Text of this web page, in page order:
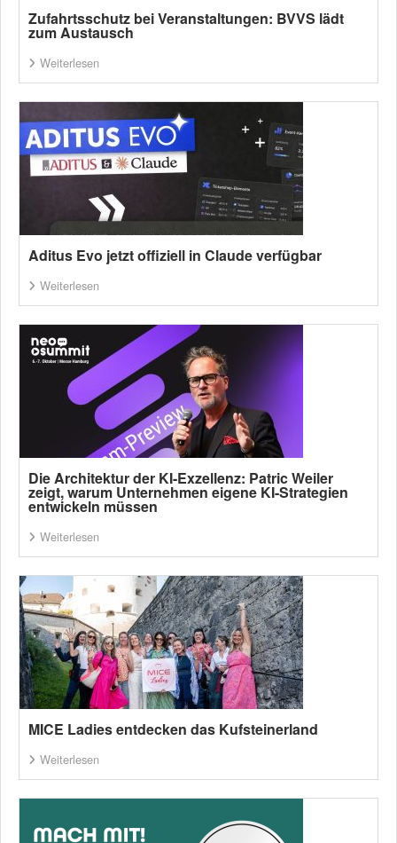
Zufahrtsschutz bei Veranstaltungen: BVVS lädt
zum Austausch
Weiterlesen
Aditus Evo jetzt offiziell in Claude verfügbar
Weiterlesen
Die Architektur der KI-Exzellenz: Patric Weiler
zeigt, warum Unternehmen eigene KI-Strategien
entwickeln müssen
Weiterlesen
MICE Ladies entdecken das Kufsteinerland
Weiterlesen